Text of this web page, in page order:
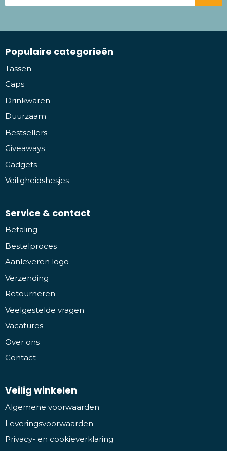
Populaire categorieën
Tassen
Caps
Drinkwaren
Duurzaam
Bestsellers
Giveaways
Gadgets
Veiligheidshesjes
Service & contact
Betaling
Bestelproces
Aanleveren logo
Verzending
Retourneren
Veelgestelde vragen
Vacatures
Over ons
Contact
Veilig winkelen
Algemene voorwaarden
Leveringsvoorwaarden
Privacy- en cookieverklaring